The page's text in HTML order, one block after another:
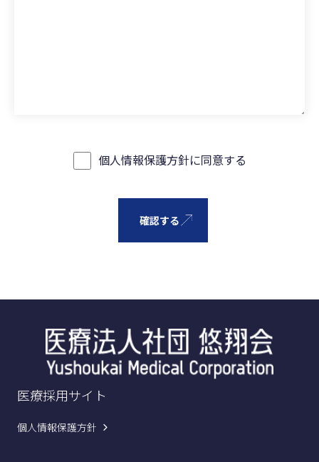
個人情報保護方針に同意する
医療採用サイト
個人情報保護方針